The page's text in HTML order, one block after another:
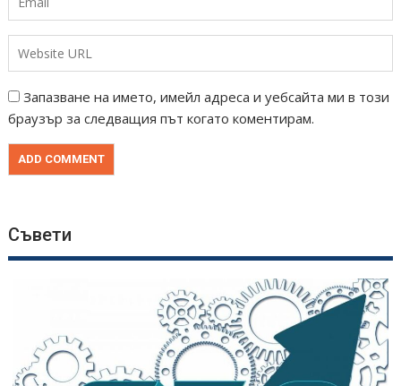
Запазване на името, имейл адреса и уебсайта ми в този
браузър за следващия път когато коментирам.
Съвети